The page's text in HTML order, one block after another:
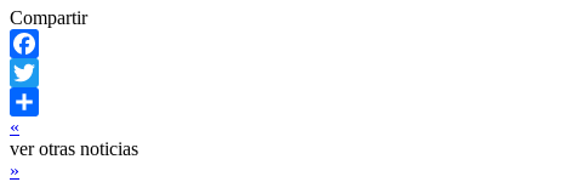
Compartir
Facebook
Twitter
Compartir
«
ver otras noticias
»